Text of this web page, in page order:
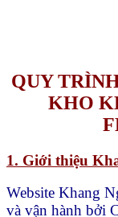
QUY
KHO
1. Giới thiệu
Website Khang
và vận hành bởi